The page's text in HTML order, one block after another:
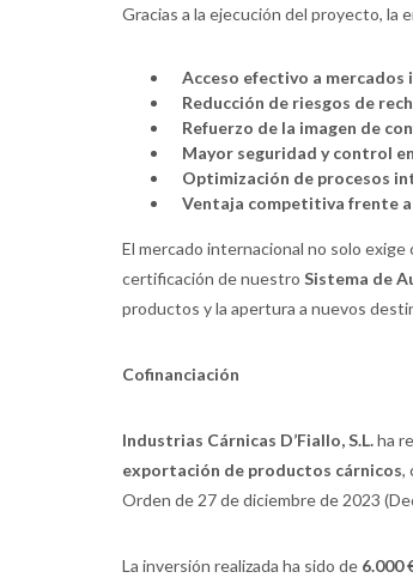
Gracias a la ejecución del proyecto, la
Acceso efectivo a mercados
Reducción de riesgos de
Refuerzo de la imagen de
Mayor seguridad y control
Optimización de procesos
Ventaja competitiva frente
El mercado internacional no solo
certificación de nuestro Sistema de
productos y la apertura a nuevos
Cofinanciación
Industrias Cárnicas D’Fiallo, S.L.ha
exportación de productos cárnicos,
Orden de 27 de diciembre de 2023
La inversión realizada ha sido de 6.000